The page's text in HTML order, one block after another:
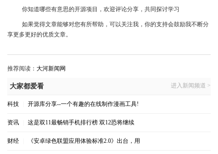
你知道哪些有意思的开源项目，欢迎评论分享，共同探讨学习
如果觉得文章能够对您有所帮助，可以关注我，你的支持会鼓励我不断分
享更多更好的优质文章。
推荐阅读： 大河新闻网
大家都爱看 进入新闻频道 >
科技 开源库分享--一个有趣的在线制作漫画工具!
资讯 这是双11最畅销手机排行榜 双12恐将继续
财经 《安卓绿色联盟应用体验标准2.0》出台，用